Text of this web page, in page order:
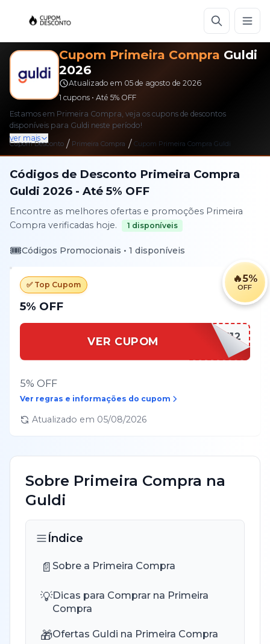
Cupom Primeira Compra Guldi
2026
Atualizado em 05 de agosto de 2026
1 cupons • Até 5%OFF
Estamos em Primeira Compra, veja os cupons de descontos
disponíveis para Guldi neste período!
ver mais
Cupom Desconto / Primeira Compra / Cupom Primeira Compra Guldi
Códigos de Desconto Primeira Compra
Guldi 2026 - Até5% OFF
Encontre as melhores ofertas e promoções Primeira
Compra verificadas hoje. 1 disponíveis
🎟️Códigos Promocionais •1 disponíveis
🔥5%
OFF
✅ Top Cupom
5% OFF
VER CUPOM1GDCPVLAD252712
5% OFF
Ver regras e informações do cupom
Atualizado em 05/08/2026
Sobre Primeira Compra na
Guldi
Índice
📄 Sobre a Primeira Compra
💡Dicas para Comprar na Primeira
Compra
🎁Ofertas Guldi na Primeira Compra